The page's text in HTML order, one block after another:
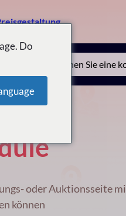
um
Buchen Sie eine
oder Auktionsseite
können
Do